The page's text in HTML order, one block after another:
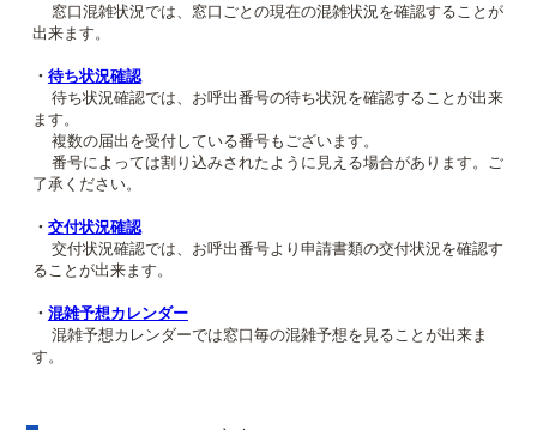
混雑予想カレンダー
窓口混雑状況では、窓口ごとの現在の混雑状況を確認することが
出来ます。
・ 待ち状況確認
待ち状況確認では、お呼出番号の待ち状況を確認することが出来
ます。
複数の届出を受付している番号もございます。
番号によっては割り込みされたように見える場合があります。ご
了承ください。
・ 交付状況確認
交付状況確認では、お呼出番号より申請書類の交付状況を確認す
ることが出来ます。
・ 混雑予想カレンダー
混雑予想カレンダーでは窓口毎の混雑予想を見ることが出来ま
す。